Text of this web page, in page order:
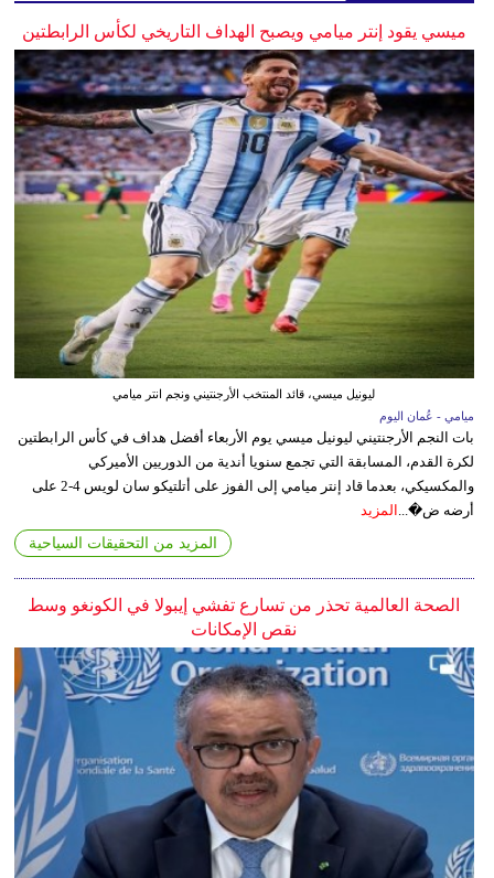
ميسي يقود إنتر ميامي ويصبح الهداف التاريخي لكأس الرابطتين
ليونيل ميسي، قائد المنتخب الأرجنتيني ونجم انتر ميامي
ميامي - عُمان اليوم
بات النجم الأرجنتيني ليونيل ميسي يوم الأربعاء أفضل هداف في كأس الرابطتين
لكرة القدم، المسابقة التي تجمع سنويا أندية من الدوريين الأميركي
والمكسيكي، بعدما قاد إنتر ميامي إلى الفوز على أتلتيكو سان لويس 4-2 على
أرضه ض�... المزيد
المزيد من التحقيقات السياحية
الصحة العالمية تحذر من تسارع تفشي إيبولا في الكونغو وسط
نقص الإمكانات